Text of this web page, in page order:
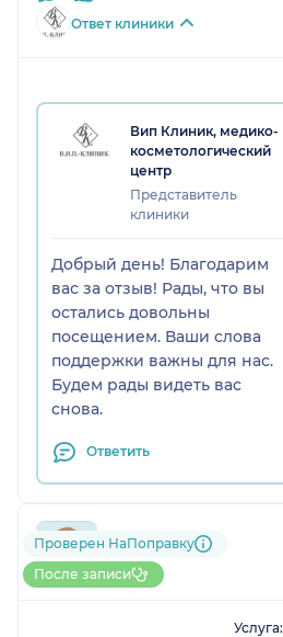
Ответ клиники
Вип Клиник, медико-
косметологический
центр
Представитель
клиники
Добрый день! Благодарим
вас за отзыв! Рады, что вы
остались довольны
посещением. Ваши слова
поддержки важны для нас.
Будем рады видеть вас
снова.
Ответить
791....@....ru
1 отзыв
Проверен НаПоправку
После записи
Услуга: